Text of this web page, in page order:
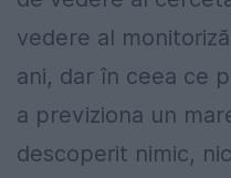
vedere al
ani, dar în ceea ce
a previziona un
descoperit nimic,